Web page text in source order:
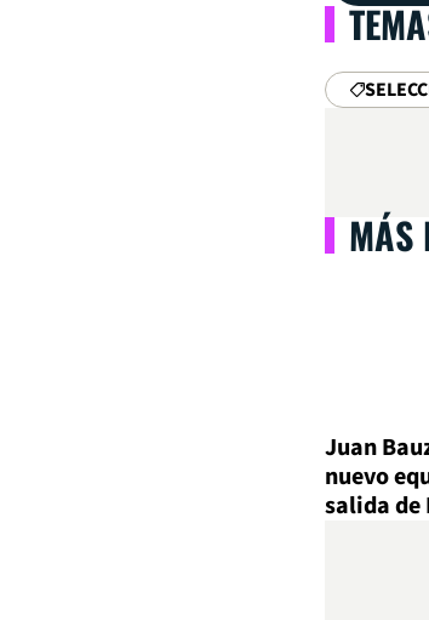
MÁS
Juan
nuevo
salida de